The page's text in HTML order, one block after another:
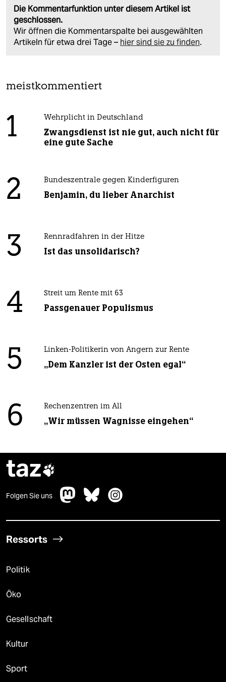
Die Kommentarfunktion unter diesem Artikel ist
geschlossen.
Wir öffnen die Kommentarspalte bei ausgewählten
Artikeln für etwa drei Tage – hier sind sie zu finden.
meistkommentiert
1 Wehrplicht in Deutschland
Zwangsdienst ist nie gut, auch nicht für
eine gute Sache
2 Bundeszentrale gegen Kinderfiguren
Benjamin, du lieber Anarchist
3 Rennradfahren in der Hitze
Ist das unsolidarisch?
4 Streit um Rente mit 63
Passgenauer Populismus
5 Linken-Politikerin von Angern zur Rente
„Dem Kanzler ist der Osten egal“
6 Rechenzentren im All
„Wir müssen Wagnisse eingehen“
taz
Folgen Sie uns
Ressorts
Politik
Öko
Gesellschaft
Kultur
Sport